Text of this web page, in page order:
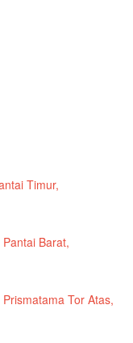
Timur,
Barat,
Tor Atas,